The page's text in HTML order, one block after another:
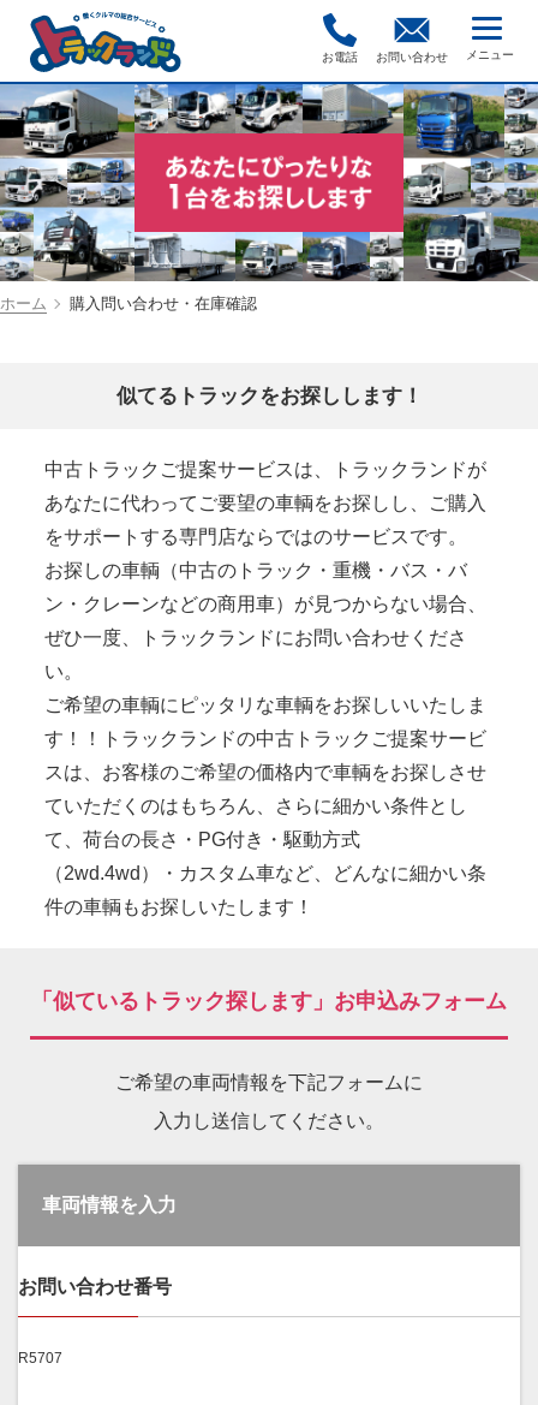
お電話 お問い合わせ
ホーム 購入問い合わせ・在庫確認
似てるトラックをお探しします！
中古トラックご提案サービスは、トラックランドが
あなたに代わってご要望の車輌をお探しし、ご購入
をサポートする専門店ならではのサービスです。
お探しの車輌（中古のトラック・重機・バス・バ
ン・クレーンなどの商用車）が見つからない場合、
ぜひ一度、トラックランドにお問い合わせくださ
い。
ご希望の車輌にピッタリな車輌をお探しいいたしま
す！！トラックランドの中古トラックご提案サービ
スは、お客様のご希望の価格内で車輌をお探しさせ
ていただくのはもちろん、さらに細かい条件とし
て、荷台の長さ・PG付き・駆動方式
（2wd.4wd）・カスタム車など、どんなに細かい条
件の車輌もお探しいたします！
「似ているトラック探します」お申込みフォーム
ご希望の車両情報を下記フォームに
入力し送信してください。
車両情報を入力
お問い合わせ番号
R5707